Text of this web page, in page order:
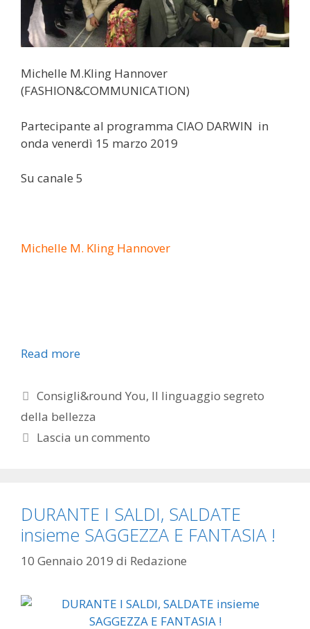
Michelle M.Kling Hannover
(FASHION&COMMUNICATION)
Partecipante al programma CIAO DARWIN in
onda venerdì 15 marzo 2019
Su canale 5
Michelle M. Kling Hannover
Read more
Categorie
Consigli&round You, Il linguaggio segreto
della bellezza
Lascia un commento
DURANTE I SALDI, SALDATE
insieme SAGGEZZA E FANTASIA !
10 Gennaio 2019 di Redazione